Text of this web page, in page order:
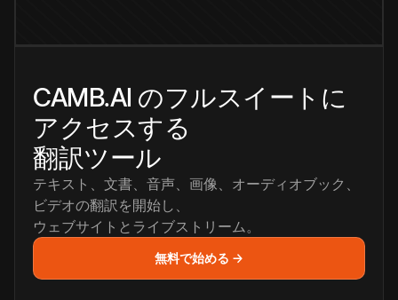
CAMB.AI のフルスイートに
アクセスする
翻訳ツール
テキスト、文書、音声、画像、オーディオブック、
ビデオの翻訳を開始し、
ウェブサイトとライブストリーム。
無料で始める →